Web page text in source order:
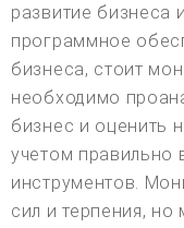
развитие бизнеса
программное
бизнеса, стоит
необходимо
бизнес и оценить
учетом правильно
инструментов.
сил и терпения,